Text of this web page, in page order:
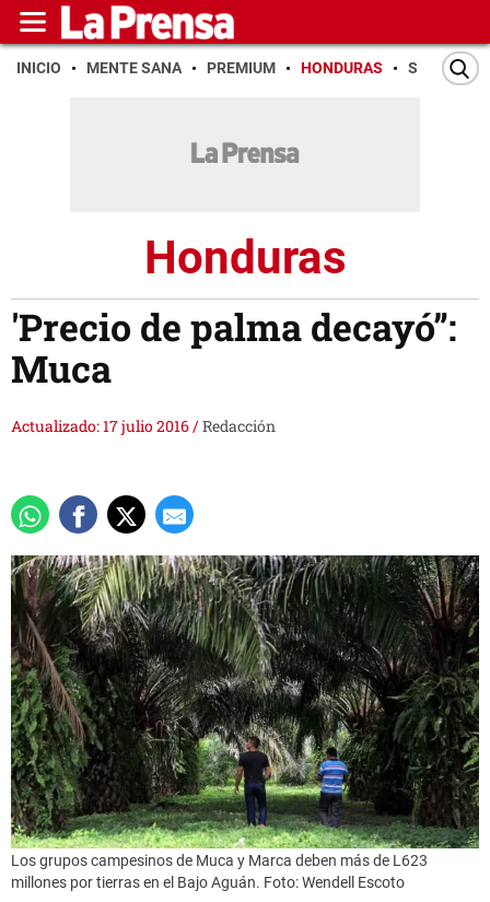
INICIO MENTE SANA PREMIUM HONDURAS SAN PEDRO
Honduras
'Precio de palma decayó”:
Muca
Actualizado: 17 julio 2016/Redacción
Los grupos campesinos de Muca y Marca deben más de L623
millones por tierras en el Bajo Aguán. Foto: Wendell Escoto